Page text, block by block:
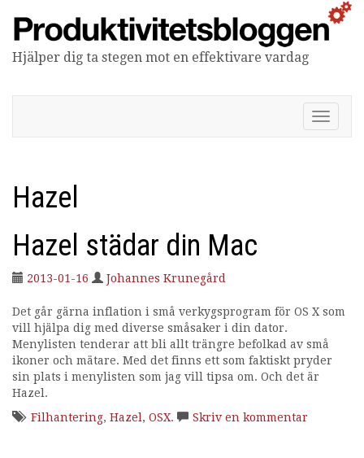
Hjälper dig ta stegen mot en effektivare vardag
V
i
i
e
r
Hazel
Hazel städar din Mac
2013-01-16 Johannes Krunegård
Det går gärna inflation i små verkygsprogram för OS X som
vill hjälpa dig med diverse småsaker i din dator.
Menylisten tenderar att bli allt trängre befolkad av små
ikoner och mätare. Med det finns ett som faktiskt pryder
sin plats i menylisten som jag vill tipsa om. Och det är
Hazel.
Filhantering, Hazel , OSX. Skriv en kommentar